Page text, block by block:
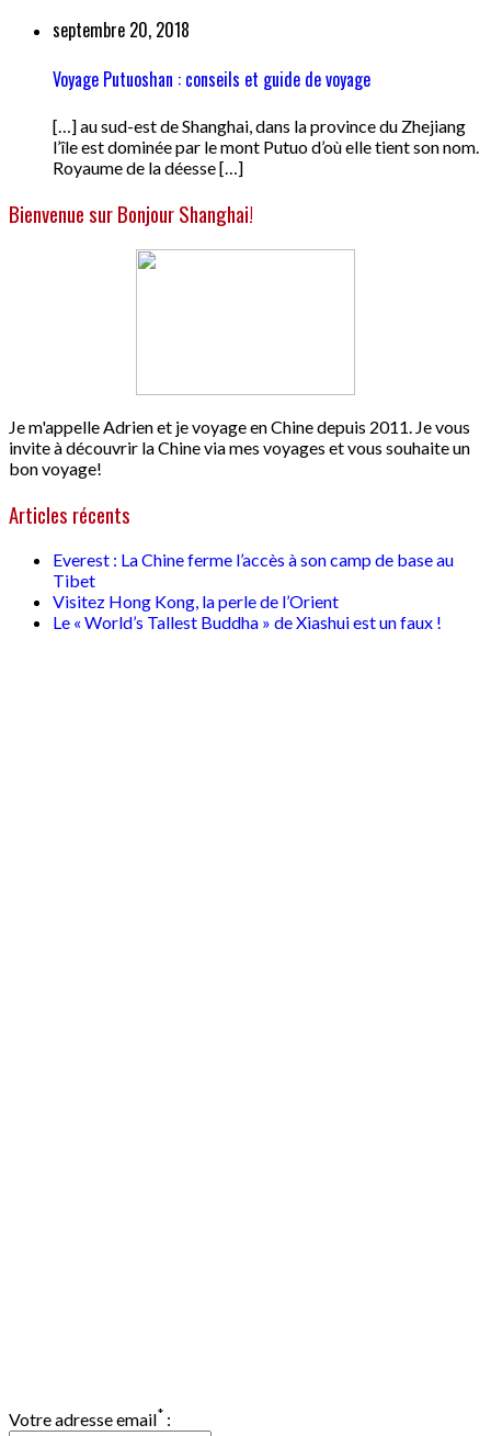
septembre 20, 2018
Voyage Putuoshan : conseils et guide de voyage
[…] au sud-est de Shanghai, dans la province du Zhejiang
l’île est dominée par le mont Putuo d’où elle tient son nom.
Royaume de la déesse […]
Bienvenue sur Bonjour Shanghai!
Je m'appelle Adrien et je voyage en Chine depuis 2011. Je vous
invite à découvrir la Chine via mes voyages et vous souhaite un
bon voyage!
Articles récents
Everest : La Chine ferme l’accès à son camp de base au
Tibet
Visitez Hong Kong, la perle de l’Orient
Le « World’s Tallest Buddha » de Xiashui est un faux !
Votre adresse email* :